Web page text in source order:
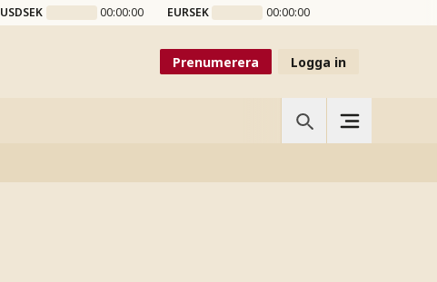
USDSEK 00:00:00 EURSEK 00:00:00
Prenumerera Logga in